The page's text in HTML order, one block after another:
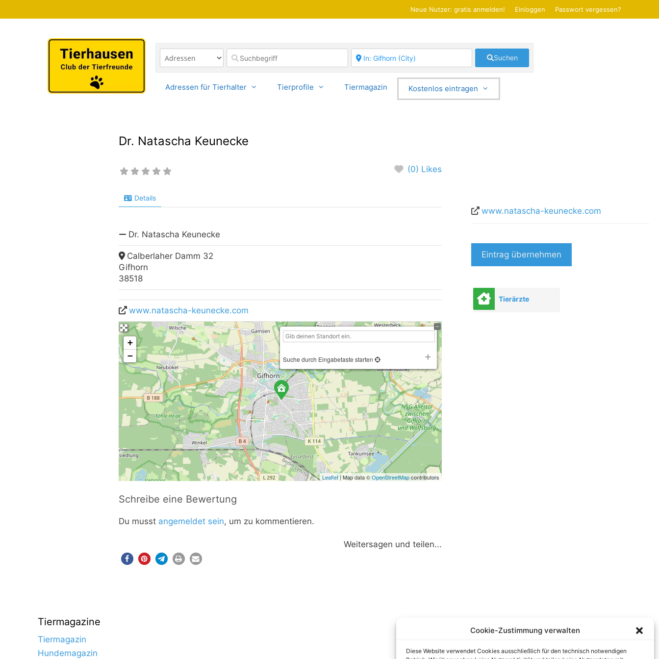
Cookie-Zustimmung verwalten
Diese Website verwendet Cookies ausschließlich für den technisch notwendigen
Inhalt
Neue Nutzer: gratis anmelden! Einloggen Passwort vergessen?
Suchen
Adressen für Tierhalter Tierprofile Tiermagazin Kostenlos eintragen
Dr. Natascha Keunecke
(0) Likes
Details
Dr. Natascha Keunecke
Calberlaher Damm 32
Gifhorn
38518
www.natascha-keunecke.com
+
−
Suche durch Eingabetaste starten
Leaflet| Map data ©OpenStreetMapcontributors
Schreibe eine Bewertung
Du musst angemeldet sein, um zu kommentieren.
Weitersagen und teilen...
www.natascha-keunecke.com
Eintrag übernehmen
Tierärzte
Tiermagazine
Tiermagazin
Hundemagazin